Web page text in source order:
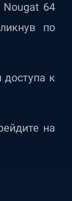
64
по
доступа к
на